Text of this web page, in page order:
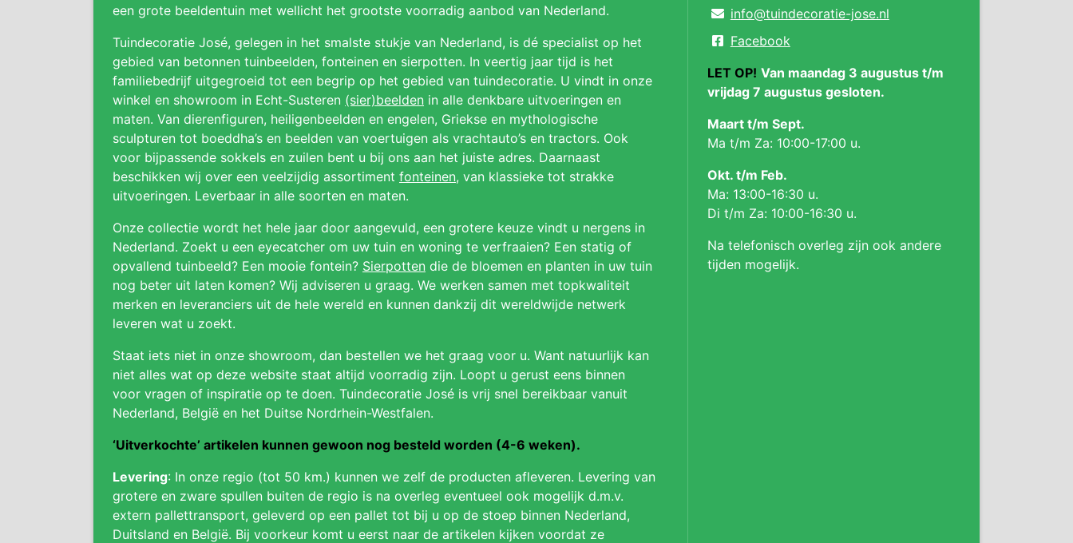
een grote beeldentuin met wellicht het grootste voorradig aanbod van Nederland.
Tuindecoratie José, gelegen in het smalste stukje van Nederland, is dé specialist op het
gebied van betonnen tuinbeelden, fonteinen en sierpotten. In veertig jaar tijd is het
familiebedrijf uitgegroeid tot een begrip op het gebied van tuindecoratie. U vindt in onze
winkel en showroom in Echt-Susteren (sier)beelden in alle denkbare uitvoeringen en
maten. Van dierenfiguren, heiligenbeelden en engelen, Griekse en mythologische
sculpturen tot boeddha’s en beelden van voertuigen als vrachtauto’s en tractors. Ook
voor bijpassende sokkels en zuilen bent u bij ons aan het juiste adres. Daarnaast
beschikken wij over een veelzijdig assortiment fonteinen, van klassieke tot strakke
uitvoeringen. Leverbaar in alle soorten en maten.
Onze collectie wordt het hele jaar door aangevuld, een grotere keuze vindt u nergens in
Nederland. Zoekt u een eyecatcher om uw tuin en woning te verfraaien? Een statig of
opvallend tuinbeeld? Een mooie fontein? Sierpotten die de bloemen en planten in uw tuin
nog beter uit laten komen? Wij adviseren u graag. We werken samen met topkwaliteit
merken en leveranciers uit de hele wereld en kunnen dankzij dit wereldwijde netwerk
leveren wat u zoekt.
Staat iets niet in onze showroom, dan bestellen we het graag voor u. Want natuurlijk kan
niet alles wat op deze website staat altijd voorradig zijn. Loopt u gerust eens binnen
voor vragen of inspiratie op te doen. Tuindecoratie José is vrij snel bereikbaar vanuit
Nederland, België en het Duitse Nordrhein-Westfalen.
‘Uitverkochte’ artikelen kunnen gewoon nog besteld worden (4-6 weken).
Levering: In onze regio (tot 50 km.) kunnen we zelf de producten afleveren. Levering van
grotere en zware spullen buiten de regio is na overleg eventueel ook mogelijk d.m.v.
extern pallettransport, geleverd op een pallet tot bij u op de stoep binnen Nederland,
Duitsland en België. Bij voorkeur komt u eerst naar de artikelen kijken voordat ze
info@tuindecoratie-jose.nl
Facebook
LET OP! Van maandag 3 augustus t/m
vrijdag 7 augustus gesloten.
Maart t/m Sept.
Ma t/m Za: 10:00-17:00 u.
Okt. t/m Feb.
Ma: 13:00-16:30 u.
Di t/m Za: 10:00-16:30 u.
Na telefonisch overleg zijn ook andere
tijden mogelijk.